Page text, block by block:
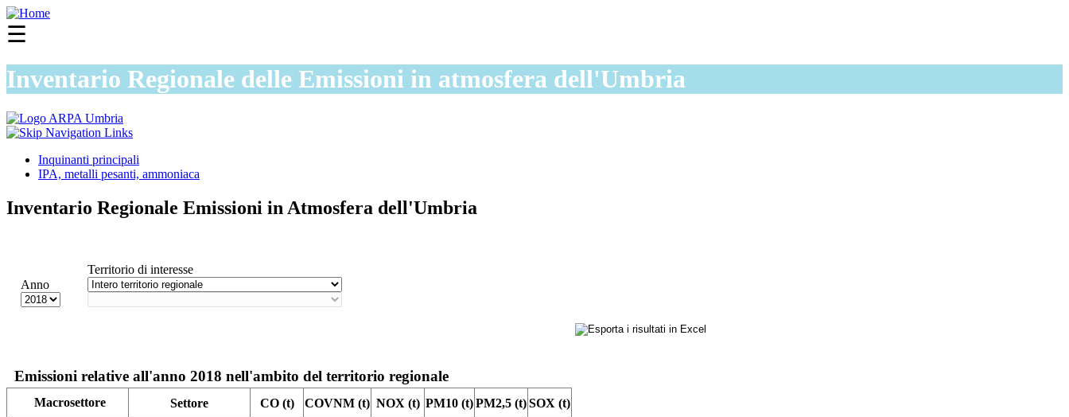
☰
Inventario Regionale delle Emissioni in atmosfera dell'Umbria
Inquinanti principali
IPA, metalli pesanti, ammoniaca
Inventario Regionale Emissioni in Atmosfera dell'Umbria
Anno
Territorio di interesse
Emissioni relative all'anno 2018 nell'ambito del territorio regionale
Macrosettore Settore CO (t) COVNM (t) NOX (t) PM10 (t)PM2,5 (t)SOX (t)